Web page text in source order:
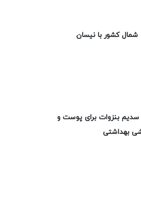
کشور با نیسان
بنزوات برای پوست و
بهداشتی